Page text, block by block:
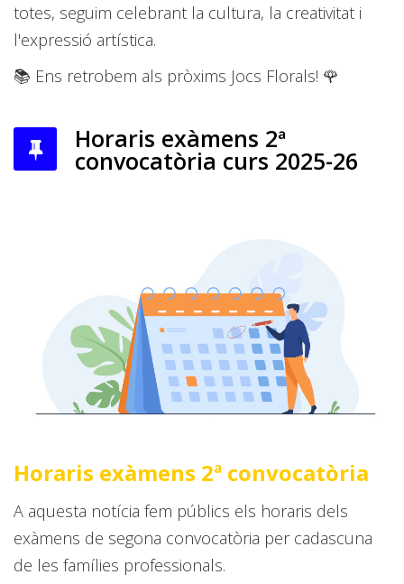
totes, seguim celebrant la cultura, la creativitat i
l'expressió artística.
📚 Ens retrobem als pròxims Jocs Florals! 🌹
Horaris exàmens 2ª
convocatòria curs 2025-26
Horaris exàmens 2ª convocatòria
A aquesta notícia fem públics els horaris dels
exàmens de segona convocatòria per cadascuna
de les famílies professionals.